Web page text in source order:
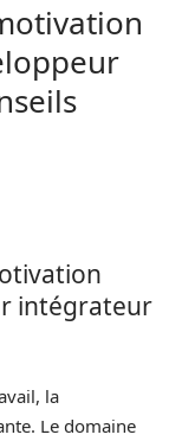
intégrateur
la
Le domaine